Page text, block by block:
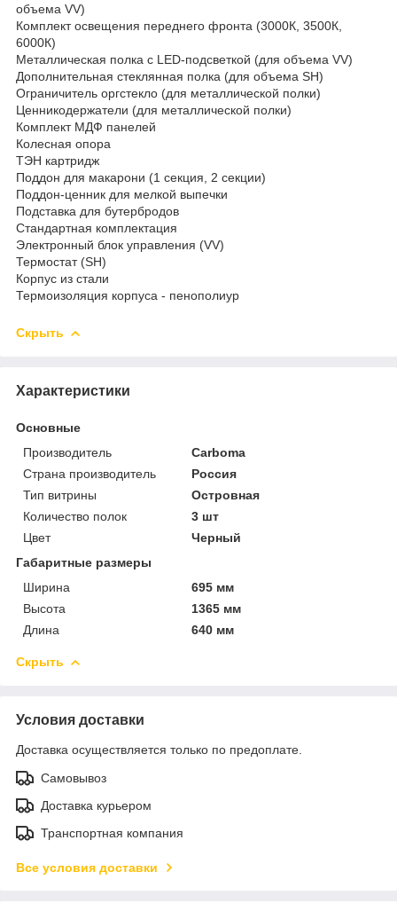
объема VV)
Комплект освещения переднего фронта (3000К, 3500К,
6000К)
Металлическая полка с LED-подсветкой (для объема VV)
Дополнительная стеклянная полка (для объема SH)
Ограничитель оргстекло (для металлической полки)
Ценникодержатели (для металлической полки)
Комплект МДФ панелей
Колесная опора
ТЭН картридж
Поддон для макарони (1 секция, 2 секции)
Поддон-ценник для мелкой выпечки
Подставка для бутербродов
Стандартная комплектация
Электронный блок управления (VV)
Термостат (SH)
Корпус из стали
Термоизоляция корпуса - пенополиур
Скрыть
Характеристики
Основные
Производитель
Carboma
Страна производитель
Россия
Тип витрины
Островная
Количество полок
3 шт
Цвет
Черный
Габаритные размеры
Ширина
695 мм
Высота
1365 мм
Длина
640 мм
Скрыть
Условия доставки
Доставка осуществляется только по предоплате.
Самовывоз
Доставка курьером
Транспортная компания
Все условия доставки